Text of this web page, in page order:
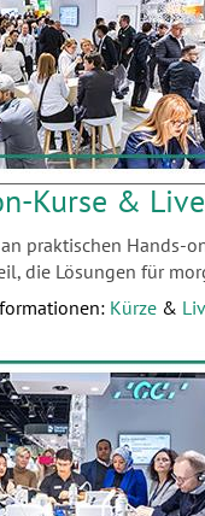
Kurse &
praktischen Hands-
die Lösungen für
Kürze &